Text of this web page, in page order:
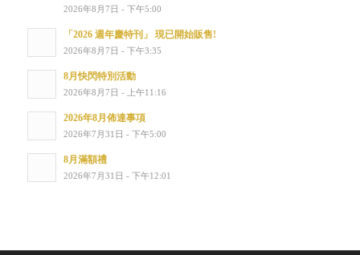
2026年8月7日 - 下午5:00
「2026 週年慶特刊」 現已開始販售!
2026年8月7日 - 下午3:35
8月快閃特別活動
2026年8月7日 - 上午11:16
2026年8月佈達事項
2026年7月31日 - 下午5:00
8月滿額禮
2026年7月31日 - 下午12:01